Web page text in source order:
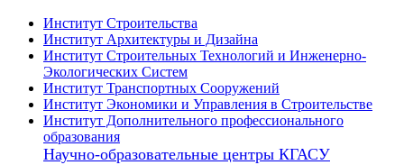
Институт Строительства
Институт Архитектуры и Дизайна
Институт Строительных Технологий и Инженерно-
Экологических Систем
Институт Транспортных Сооружений
Институт Экономики и Управления в Строительстве
Институт Дополнительного профессионального
образования
Научно-образовательные центры КГАСУ